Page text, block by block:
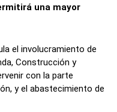
una mayor
el involucramiento de
Construcción y
con la parte
y el abastecimiento de